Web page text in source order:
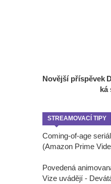
Novější příspěvek
ká
STREAMOVACÍ TIPY
Coming-of-age
(Amazon Prime
Povedená
Vize uvádějí -